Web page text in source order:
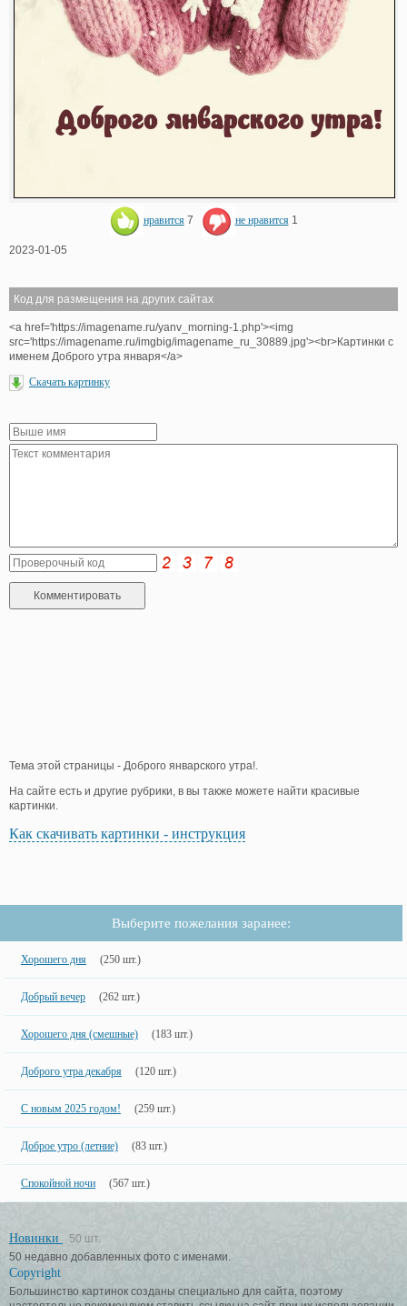
нравится 7 не нравится 1
2023-01-05
Код для размещения на других сайтах
<a href='https://imagename.ru/yanv_morning-1.php'><img
src='https://imagename.ru/imgbig/imagename_ru_30889.jpg'><br>Картинки с
именем Доброго утра января</a>
Скачать картинку
Тема этой страницы - Доброго январского утра!.
На сайте есть и другие рубрики, в вы также можете найти красивые
картинки.
Как скачивать картинки - инструкция
Выберите пожелания заранее:
Хорошего дня (250 шт.)
Добрый вечер (262 шт.)
Хорошего дня (смешные) (183 шт.)
Доброго утра декабря (120 шт.)
С новым 2025 годом! (259 шт.)
Доброе утро (летние) (83 шт.)
Спокойной ночи (567 шт.)
Новинки
50 шт.
50 недавно добавленных фото с именами.
Copyright
Большинство картинок созданы специально для сайта, поэтому